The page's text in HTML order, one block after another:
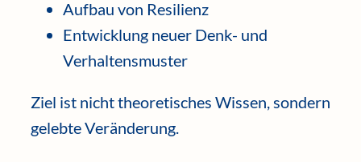
Aufbau von Resilienz
Entwicklung neuer Denk- und
Verhaltensmuster
Ziel ist nicht theoretisches Wissen, sondern
gelebte Veränderung.